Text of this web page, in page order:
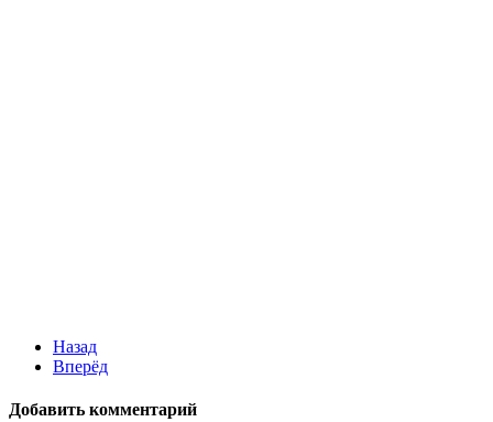
Назад
Вперёд
Добавить комментарий